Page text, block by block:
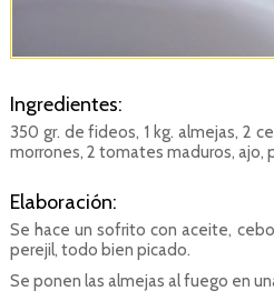
Ingredientes:
350 gr. de fideos, 1 kg. almejas, 2
morrones, 2 tomates maduros, ajo,
Elaboración:
Se hace un sofrito con aceite,
perejil, todo bien picado.
Se ponen las almejas al fuego en